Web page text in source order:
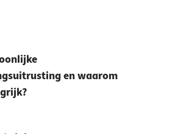
en waarom